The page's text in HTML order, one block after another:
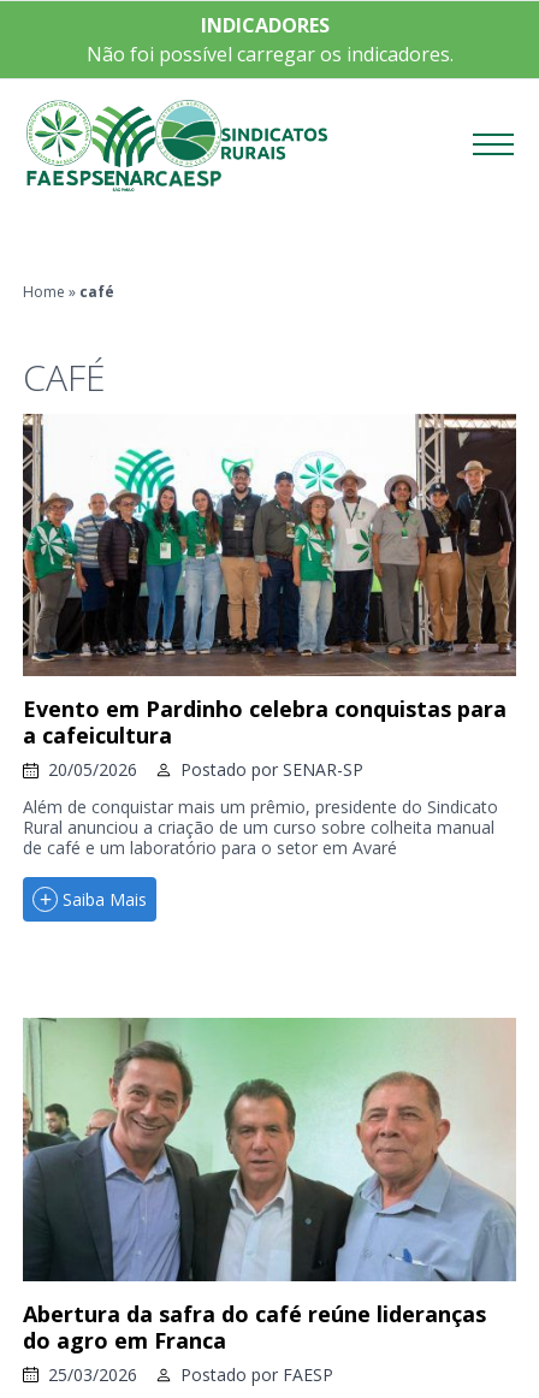
INDICADORES
Não foi possível carregar os indicadores.
Home » café
CAFÉ
Evento em Pardinho celebra conquistas para
a cafeicultura
20/05/2026 Postado por SENAR-SP
Além de conquistar mais um prêmio, presidente do Sindicato
Rural anunciou a criação de um curso sobre colheita manual
de café e um laboratório para o setor em Avaré
Saiba Mais
Abertura da safra do café reúne lideranças
do agro em Franca
25/03/2026 Postado por FAESP